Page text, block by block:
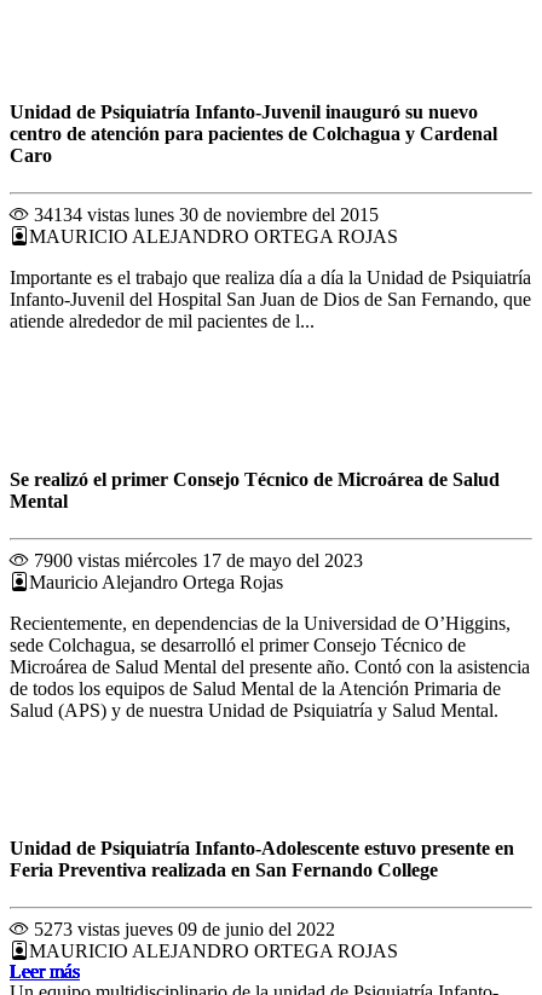
Leer más
Leer más
Leer más
Leer más
Leer más
Unidad de Psiquiatría Infanto-Juvenil inauguró su nuevo
centro de atención para pacientes de Colchagua y Cardenal
Caro
34134 vistas lunes 30 de noviembre del 2015
MAURICIO ALEJANDRO ORTEGA ROJAS
Importante es el trabajo que realiza día a día la Unidad de Psiquiatría
Infanto-Juvenil del Hospital San Juan de Dios de San Fernando, que
atiende alrededor de mil pacientes de l...
Leer más
Se realizó el primer Consejo Técnico de Microárea de Salud
Mental
7900 vistas miércoles 17 de mayo del 2023
Mauricio Alejandro Ortega Rojas
Recientemente, en dependencias de la Universidad de O’Higgins,
sede Colchagua, se desarrolló el primer Consejo Técnico de
Microárea de Salud Mental del presente año. Contó con la asistencia
de todos los equipos de Salud Mental de la Atención Primaria de
Salud (APS) y de nuestra Unidad de Psiquiatría y Salud Mental.
Leer más
Unidad de Psiquiatría Infanto-Adolescente estuvo presente en
Feria Preventiva realizada en San Fernando College
5273 vistas jueves 09 de junio del 2022
MAURICIO ALEJANDRO ORTEGA ROJAS
Leer más
Leer más
Leer más
Leer más
Leer más